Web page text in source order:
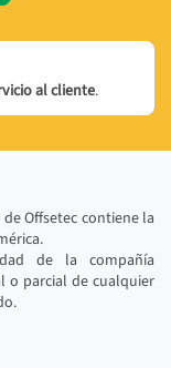
al cliente.
Offsetec contiene la
de la compañía
o parcial de cualquier